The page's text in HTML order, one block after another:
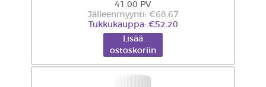
41.00 PV
Jälleenmyynti: €68.67
Tukkukauppa: €52.20
Lisää
ostoskoriin